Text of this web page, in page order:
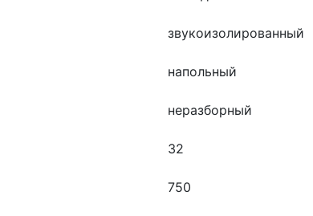
звукоизолированный
напольный
неразборный
32
750